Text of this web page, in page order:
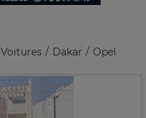
Voitures Dakar Opel